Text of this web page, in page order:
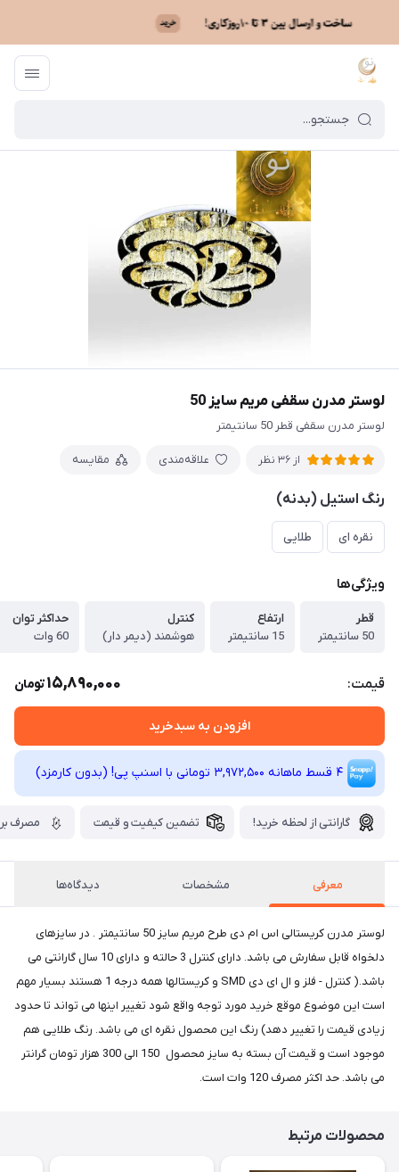
ماه نو / فهرست محصولات
لوستر مدرن سقفی مریم سایز 50
لوستر مدرن سقفی قطر 50 سانتیمتر
از 36 نظر علاقه‌مندی مقایسه
رنگ استیل (بدنه)
نقره ای طلایی
ویژگی‌ها
قطر
50 سانتیمتر
ارتفاع
15 سانتیمتر
کنترل
هوشمند (دیمر دار)
حداکثر توان
60 وات
قیمت: 15,890,000تومان
افزودن به سبدخرید
4 قسط ماهانه 3,972,500 تومانی با اسنپ ‌پی! (بدون کارمزد)
گارانتی از لحظه خرید! تضمین کیفیت و قیمت مصرف
معرفی مشخصات دیدگاه‌ها
لوستر مدرن کریستالی اس ام دی طرح مریم سایز 50 سانتیمتر . در سایزهای
دلخواه قابل سفارش می باشد. دارای کنترل 3 حالته و دارای 10 سال گارانتی می
باشد.( کنترل - فلز و ال ای دی SMD و کریستالها همه درجه 1 هستند بسیار مهم
است این موضوع موقع خرید مورد توجه واقع شود تغییر اینها می تواند تا حدود
زیادی قیمت را تغییر دهد) رنگ این محصول نقره ای می باشد. رنگ طلایی هم
موجود است و قیمت آن بسته به سایز محصول 150 الی 300 هزار تومان گرانتر
می باشد. حد اکثر مصرف 120 وات است.
محصولات مرتبط